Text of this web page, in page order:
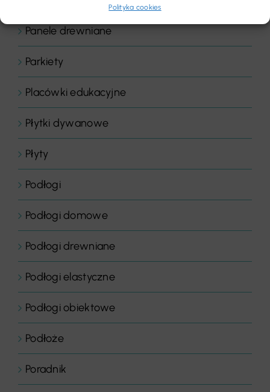
Polityka cookies
Panele drewniane
Parkiety
Placówki edukacyjne
Płytki dywanowe
Płyty
Podłogi
Podłogi domowe
Podłogi drewniane
Podłogi elastyczne
Podłogi obiektowe
Podłoże
Poradnik